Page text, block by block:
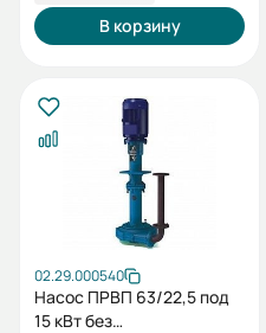
В корзину
02.29.000540
Насос ПРВП 63/22,5 под
15 кВт без